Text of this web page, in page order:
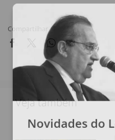
Compartilhar
Veja também
Novidades do